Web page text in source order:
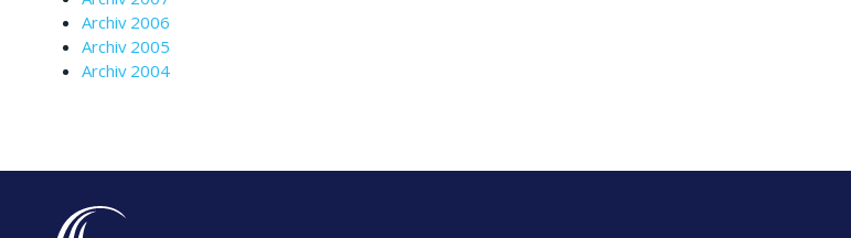
Archiv 2006
Archiv 2005
Archiv 2004